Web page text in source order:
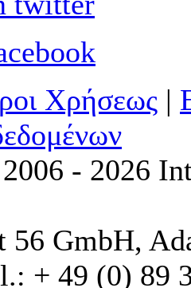
Χρήσεως |
- 2026
56 GmbH,
+ 49 (0) 89